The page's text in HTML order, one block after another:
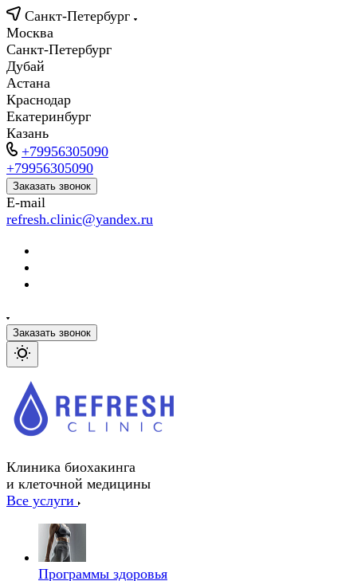
Санкт-Петербург
Москва
Санкт-Петербург
Дубай
Астана
Краснодар
Екатеринбург
Казань
+79956305090
+79956305090
Заказать звонок
E-mail
refresh.clinic@yandex.ru
Заказать звонок
Клиника биохакинга
и клеточной медицины
Все услуги
Программы здоровья